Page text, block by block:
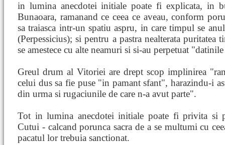
in lumina anecdotei initiale poate fi explicata, in
Bunaoara, ramanand ce ceea ce aveau, conform
sa traiasca intr-un spatiu aspru, in care timpul se
(Perpessicius); si pentru a pastra nealterata
se amestece cu alte neamuri si si-au perpetuat
Greul drum al Vitoriei are drept scop implinirea
celui dus sa fie puse "in pamant sfant", harazindu-i
din urma si rugaciunile de care n-a avut parte".
Tot in lumina anecdotei initiale poate fi privita si
Cutui - calcand porunca sacra de a se multumi cu
pacatul lor trebuia sanctionat.